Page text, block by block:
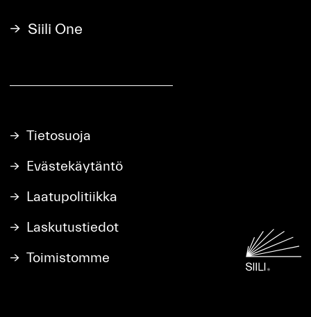
Siili One
Tietosuoja
Evästekäytäntö
Laatupolitiikka
Laskutustiedot
Toimistomme